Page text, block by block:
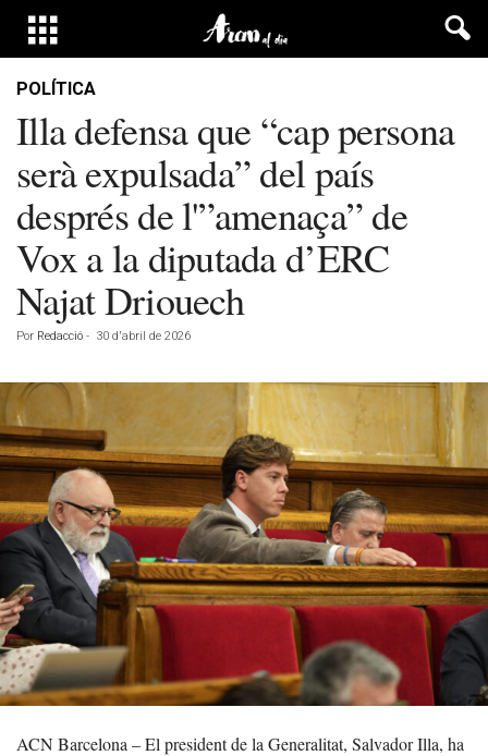
POLÍTICA
Illa defensa que “cap persona
serà expulsada” del país
després de l'”amenaça” de
Vox a la diputada d’ERC
Najat Driouech
Por Redacció - 30 d'abril de 2026
ACN Barcelona – El president de la Generalitat, Salvador Illa, ha